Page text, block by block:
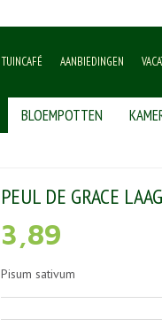
TUINCAFÉ AANBIEDINGEN
BLOEMPOTTEN
PEUL DE GRACE
3,89
Pisum sativum